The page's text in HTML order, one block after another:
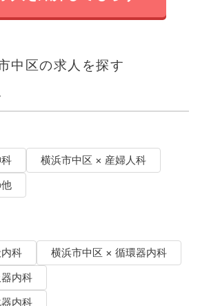
中区の求人を探す
横浜市中区 × 産婦人科
科
横浜市中区 × 循環器内科
内科
内科